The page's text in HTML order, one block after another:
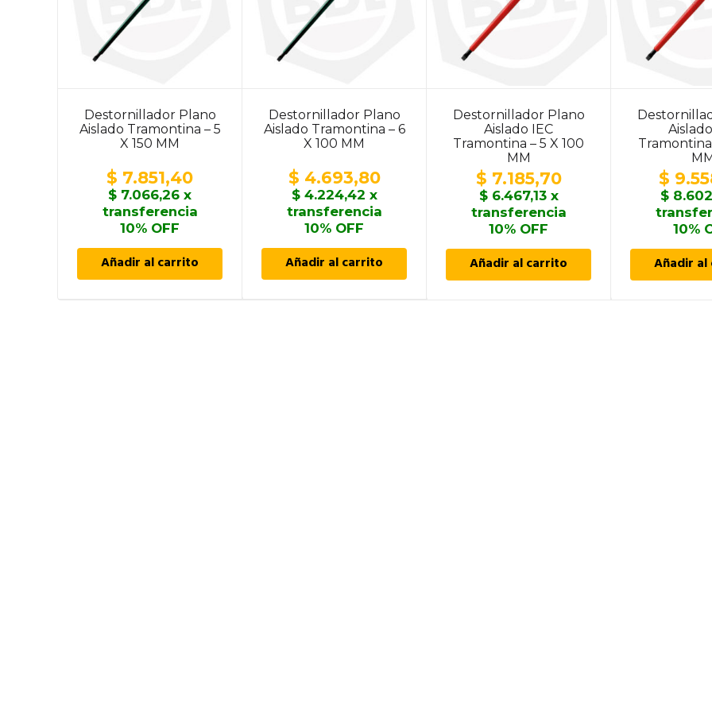
Destornillador Plano
Aislado Tramontina – 5
X 150 MM
$ 7.851,40
$ 7.066,26 x
transferencia
10% OFF
Añadir al carrito
Destornillador Plano
Aislado Tramontina – 6
X 100 MM
$ 4.693,80
$4.224,42 x
transferencia
10% OFF
Añadir al carrito
Destornillador Plano
Aislado IEC
Tramontina – 5 X 100
MM
$ 7.185,70
$6.467,13x
transferencia
10% OFF
Añadir al carrito
Tramontina
$
$
10%
Añadir